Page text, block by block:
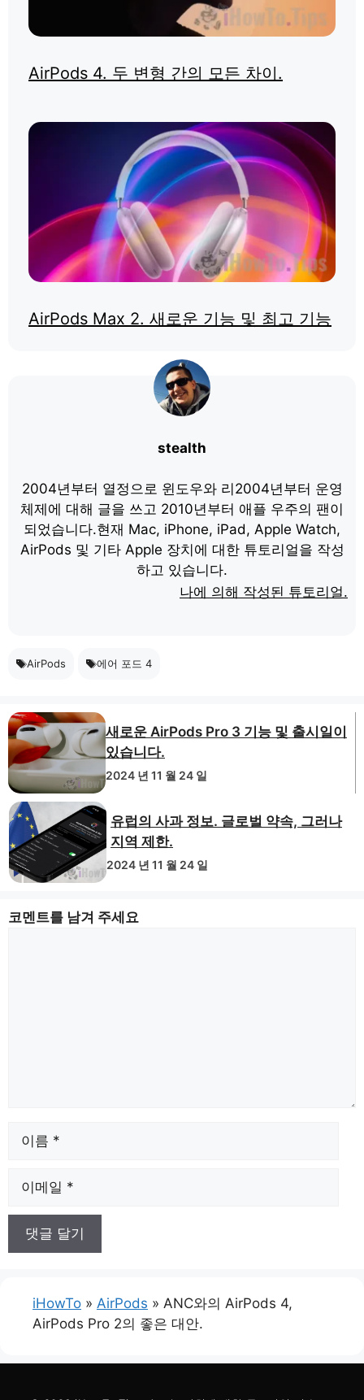
AirPods 4. 두 변형 간의 모든 차이.
AirPods Max 2. 새로운 기능 및 최고 기능
stealth
2004년부터 열정으로 윈도우와 리2004년부터 운영
체제에 대해 글을 쓰고 2010년부터 애플 우주의 팬이
되었습니다.현재 Mac, iPhone, iPad, Apple Watch,
AirPods 및 기타 Apple 장치에 대한 튜토리얼을 작성
하고 있습니다.
나에 의해 작성된 튜토리얼.
AirPods 에어 포드 4
새로운 AirPods Pro 3 기능 및 출시일이
있습니다.
2024 년 11 월 24 일
유럽의 사과 정보. 글로벌 약속, 그러나
지역 제한.
2024 년 11 월 24 일
코멘트를 남겨 주세요
일
iHowTo » AirPods » ANC와의 AirPods 4,
AirPods Pro 2의 좋은 대안.